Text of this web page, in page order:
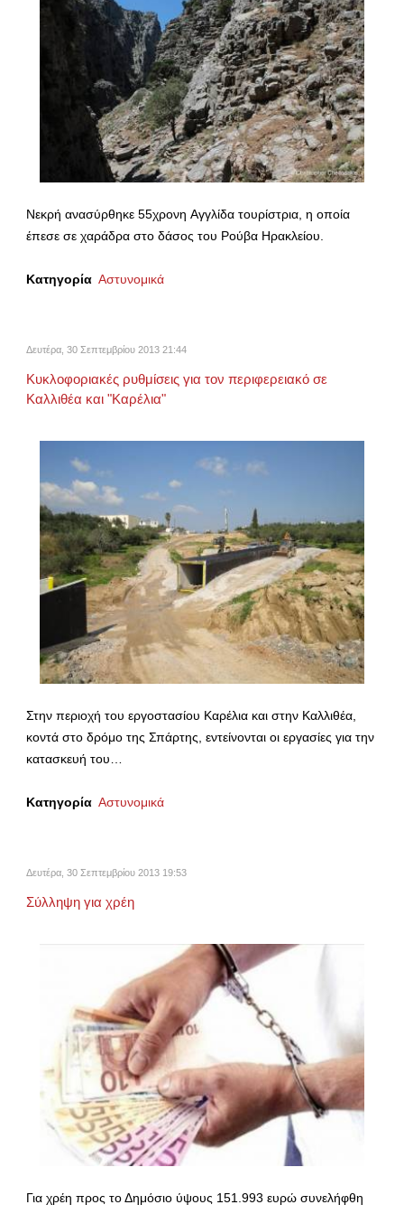
Νεκρή ανασύρθηκε 55χρονη Aγγλίδα τουρίστρια, η οποία
έπεσε σε χαράδρα στο δάσος του Ρούβα Ηρακλείου.
Κατηγορία Αστυνομικά
Δευτέρα, 30 Σεπτεμβρίου 2013 21:44
Κυκλοφοριακές ρυθμίσεις για τον περιφερειακό σε
Καλλιθέα και "Καρέλια"
Στην περιοχή του εργοστασίου Καρέλια και στην Καλλιθέα,
κοντά στο δρόμο της Σπάρτης, εντείνονται οι εργασίες για την
κατασκευή του…
Κατηγορία Αστυνομικά
Δευτέρα, 30 Σεπτεμβρίου 2013 19:53
Σύλληψη για χρέη
Για χρέη προς το Δημόσιο ύψους 151.993 ευρώ συνελήφθη